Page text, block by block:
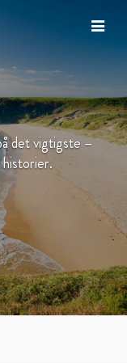
det vigtigste –